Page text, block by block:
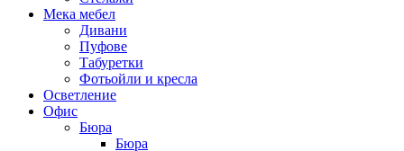
Мека мебел
Дивани
Пуфове
Табуретки
Фотьойли и кресла
Осветление
Офис
Бюра
Бюра